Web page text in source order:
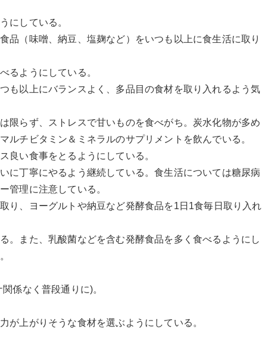
にしている。
品（味噌、納豆、塩麹など）をいつも以上に食生活に取り
るようにしている。
も以上にバランスよく、多品目の食材を取り入れるよう気
限らず、ストレスで甘いものを食べがち。炭水化物が多め
ルチビタミン＆ミネラルのサプリメントを飲んでいる。
良い食事をとるようにしている。
に丁寧にやるよう継続している。食生活については糖尿病
管理に注意している。
り、ヨーグルトや納豆など発酵食品を1日1食毎日取り入れ
。また、乳酸菌などを含む発酵食品を多く食べるようにし
係なく普段通りに)。
が上がりそうな食材を選ぶようにしている。